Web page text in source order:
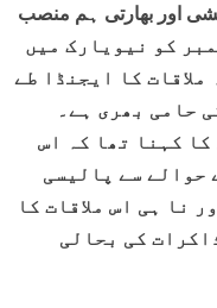
اور بھارتی ہم منصب
کے درمیان ملاقات 27 ستمبر کو نیویارک میں
کا ایجنڈا طے
حامی بھری ہے۔
کہنا تھا کہ اس
حوالے سے پالیسی
نا ہی اس ملاقات کا
کی بحالی